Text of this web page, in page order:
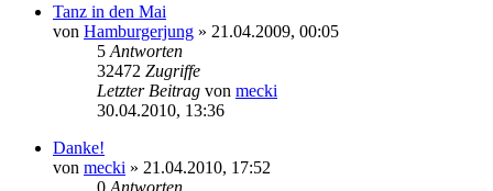
Tanz in den Mai
von Hamburgerjung » 21.04.2009, 00:05
5 Antworten
32472 Zugriffe
Letzter Beitrag von mecki
30.04.2010, 13:36
Danke!
von mecki » 21.04.2010, 17:52
0 Antworten